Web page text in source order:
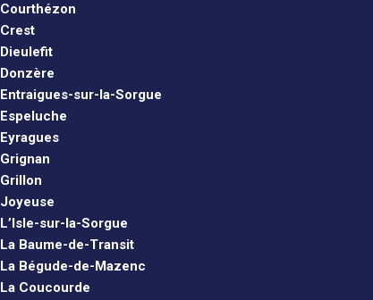
Courthézon
Crest
Dieulefit
Donzère
Entraigues-sur-la-Sorgue
Espeluche
Eyragues
Grignan
Grillon
Joyeuse
L’Isle-sur-la-Sorgue
La Baume-de-Transit
La Bégude-de-Mazenc
La Coucourde